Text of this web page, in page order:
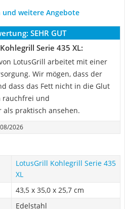
und weitere Angebote
SEHR GUT
Serie 435 XL:
LotusGrill arbeitet mit einer
Wir mögen, dass der
dass das Fett nicht in die Glut
rauchfrei und
praktisch ansehen.
08/2026
LotusGrill Kohlegrill Serie 435
XL
43,5 x 35,0 x 25,7 cm
Edelstahl